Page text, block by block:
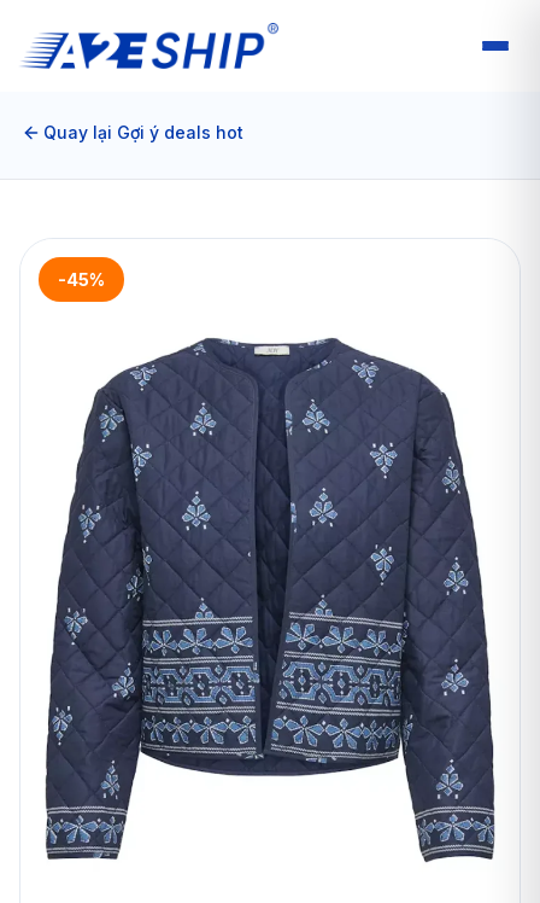
Quay lại Gợi ý deals hot
-45%